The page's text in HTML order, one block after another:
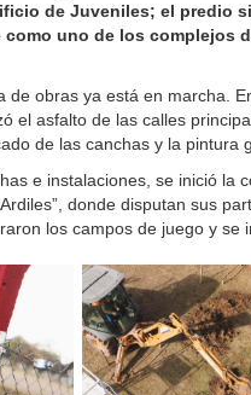
de Juveniles; el predio
uno de los complejos
de obras ya está en marcha.
el asfalto de las calles
de las canchas y la pintura
e instalaciones, se inició la
donde disputan sus
los campos de juego y se